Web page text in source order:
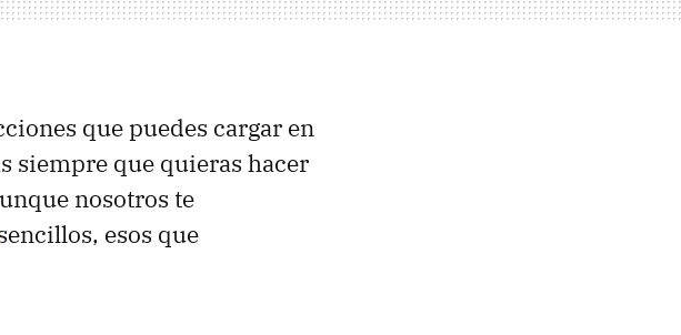
que puedes cargar en
siempre que quieras hacer
nosotros te
esos que